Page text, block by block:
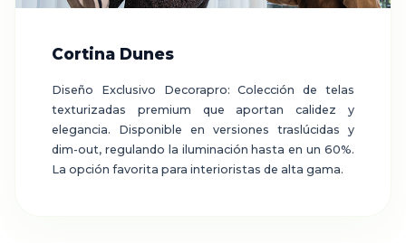
Cortina Dunes
Diseño Exclusivo Decorapro: Colección de telas
texturizadas premium que aportan calidez y
elegancia. Disponible en versiones traslúcidas y
dim-out, regulando la iluminación hasta en un 60%.
La opción favorita para interioristas de alta gama.